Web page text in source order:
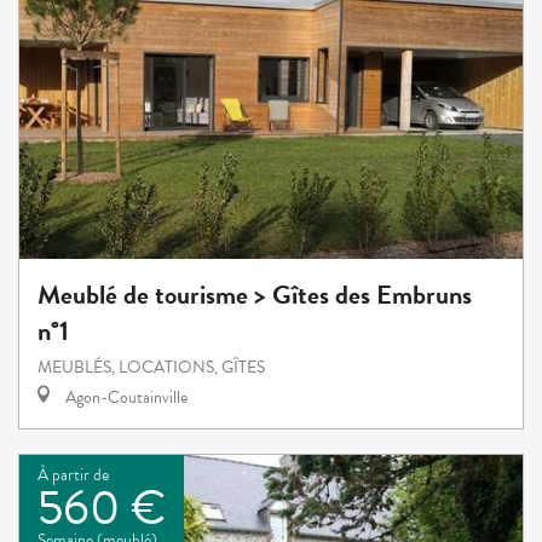
Meublé de tourisme > Gîtes des Embruns
n°1
MEUBLÉS, LOCATIONS, GÎTES
Agon-Coutainville
À partir de
560 €